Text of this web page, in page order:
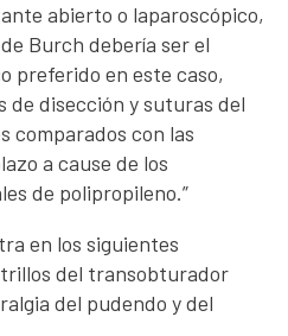
abierto o laparoscópico,
Burch debería ser el
preferido en este caso,
de disección y suturas del
comparados con las
a cause de los
de polipropileno.”
en los siguientes
del transobturador
del pudendo y del